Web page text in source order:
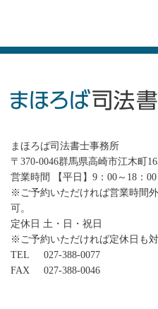
まほろば司法書士事務所
〒370-0046群馬県高崎市江木町
営業時間 【平日】9：00～18：00
※ご予約いただければ営業時間
可。
定休日 土・日・祝日
※ご予約いただければ定休日も対
TEL
027-388-0077
FAX
027-388-0046